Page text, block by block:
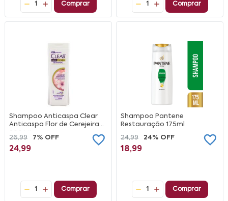
1 Comprar 1 Comprar
Shampoo Anticaspa Clear
Anticaspa Flor de Cerejeira
200 ML
26,99 7% OFF
24,99
1 Comprar
Shampoo Pantene
Restauração 175ml
24,99
24% OFF
18,99
1 Comprar